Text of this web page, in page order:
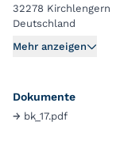
32278 Kirchlengern
Deutschland
Mehr anzeigen
Dokumente
→ bk_17.pdf